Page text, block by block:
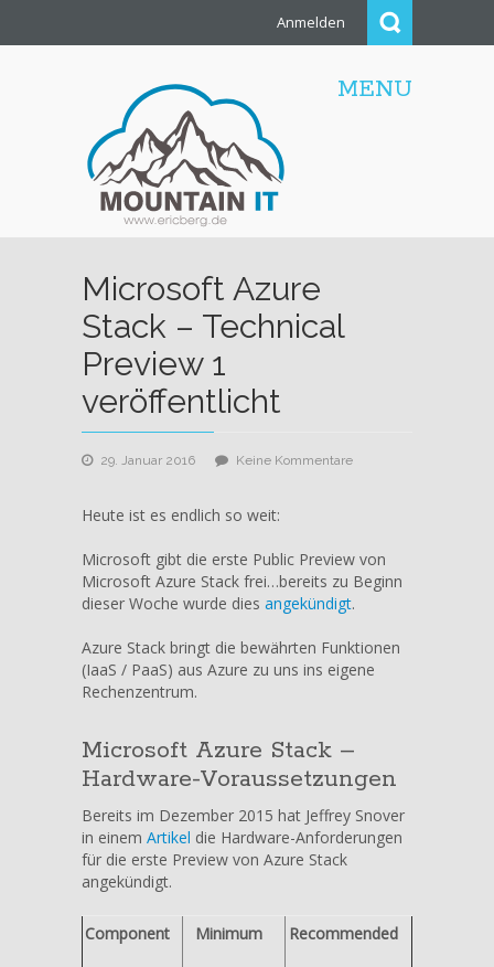
Anmelden
MENU
Microsoft Azure
Stack – Technical
Preview 1
veröffentlicht
29. Januar 2016 Keine Kommentarezu
Technical
Preview
1
Heute ist es endlich so weit:
Microsoft gibt die erste Public Preview von
Microsoft Azure Stack frei…bereits zu Beginn
dieser Woche wurde dies angekündigt.
Azure Stack bringt die bewährten Funktionen
(IaaS / PaaS) aus Azure zu uns ins eigene
Rechenzentrum.
Microsoft Azure Stack –
Hardware-Voraussetzungen
Bereits im Dezember 2015 hat Jeffrey Snover
in einem Artikel die Hardware-Anforderungen
für die erste Preview von Azure Stack
angekündigt.
Component Minimum Recommended